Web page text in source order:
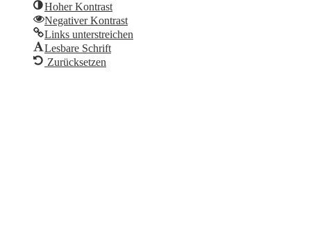
Hoher Kontrast
Negativer Kontrast
Links unterstreichen
Lesbare Schrift
Zurücksetzen